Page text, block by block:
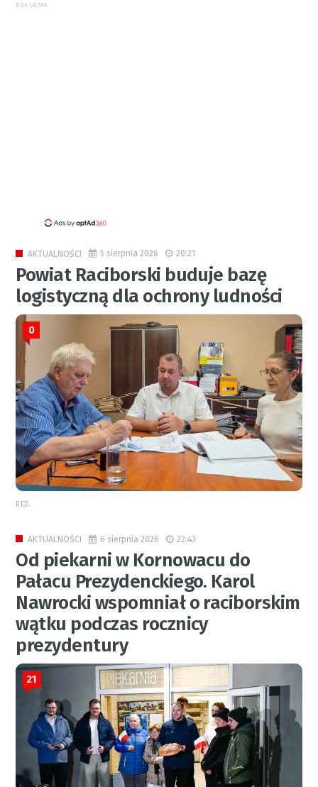
REKLAMA
AKTUALNOŚCI 5 sierpnia 2026 20:21
Powiat Raciborski buduje bazę
logistyczną dla ochrony ludności
0
RED.
AKTUALNOŚCI 6 sierpnia 2026 22:43
Od piekarni w Kornowacu do
Pałacu Prezydenckiego. Karol
Nawrocki wspomniał o raciborskim
wątku podczas rocznicy
prezydentury
21